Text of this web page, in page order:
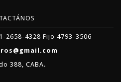
2658-4328 Fijo 4793-3506
388, CABA.